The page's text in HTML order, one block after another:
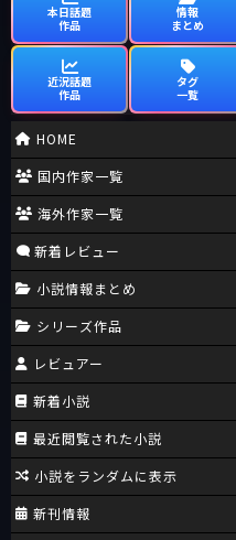
本日話題
作品
情報
まとめ
近況話題
作品
タグ
一覧
HOME
国内作家一覧
海外作家一覧
新着レビュー
小説情報まとめ
シリーズ作品
レビュアー
新着小説
最近閲覧された小説
小説をランダムに表示
新刊情報